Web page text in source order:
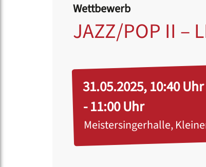
Wettbewerb
JAZZ/POP II –
31.05.2025, 10:40 Uhr
- 11:00 Uhr
Meistersingerhalle,